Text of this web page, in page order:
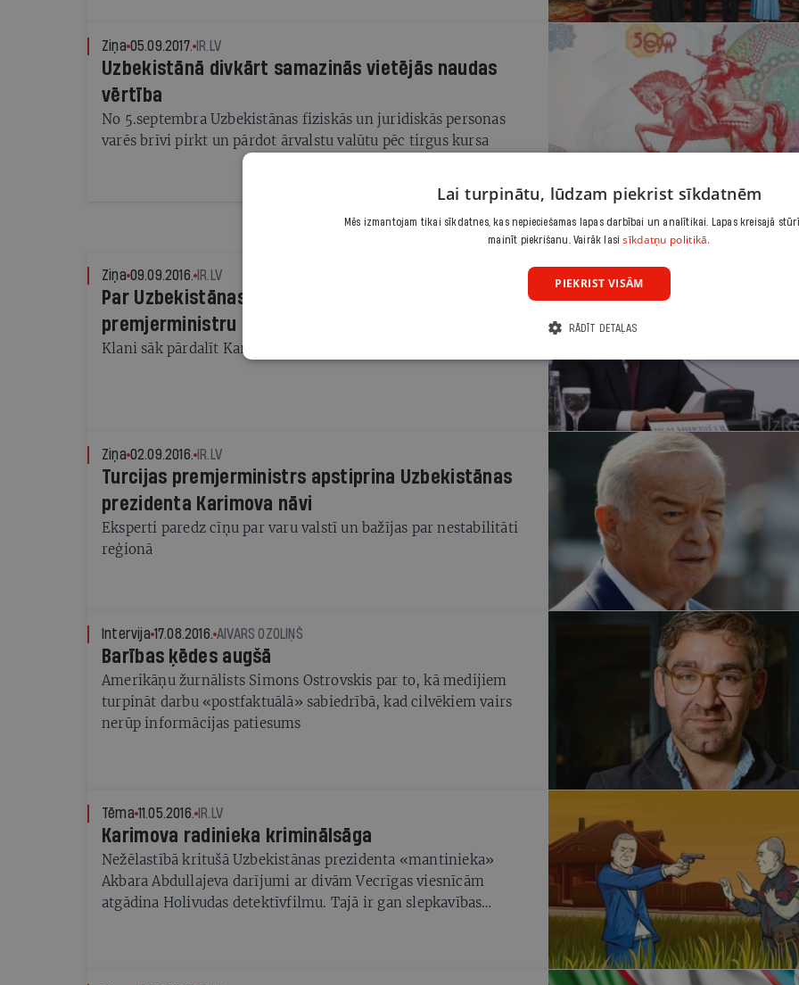
Ziņa 05.09.2017. IR.LV
Uzbekistānā divkārt samazinās vietējās naudas
vērtība
No 5.septembra Uzbekistānas fiziskās un juridiskās personas
varēs brīvi pirkt un pārdot ārvalstu valūtu pēc tirgus kursa
Ziņa 09.09.2016. IR.LV
Par Uzbekistānas pagaidu prezidentu ieceļ
premjerministru
Klani sāk pārdalīt Karimova ietekmi un biznesa interešu sfēras
Ziņa 02.09.2016. IR.LV
Turcijas premjerministrs apstiprina Uzbekistānas
prezidenta Karimova nāvi
Eksperti paredz cīņu par varu valstī un bažījas par nestabilitāti
reģionā
Intervija 17.08.2016. AIVARS OZOLIŅŠ
Barības ķēdes augšā
Amerikāņu žurnālists Simons Ostrovskis par to, kā medijiem
turpināt darbu «postfaktuālā» sabiedrībā, kad cilvēkiem vairs
nerūp informācijas patiesums
Tēma 11.05.2016. IR.LV
Karimova radinieka kriminālsāga
Nežēlastībā kritušā Uzbekistānas prezidenta «mantinieka»
Akbara Abdullajeva darījumi ar divām Vecrīgas viesnīcām
atgādina Holivudas detektīvfilmu. Tajā ir gan slepkavības
Lai turpinātu, lūdzam piekrist sīkdatnēm
Mēs izmantojam tikai sīkdatnes, kas nepieciešamas lapas darbībai un analītikai. Lapas kreisajā
mainīt piekrišanu. Vairāk lasisīkdatņu politikā.
PIEKRIST VISĀM
RĀDĪT DETAĻAS